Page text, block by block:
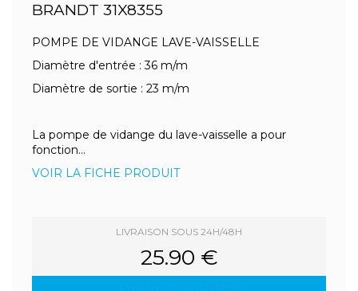
BRANDT 31X8355
POMPE DE VIDANGE LAVE-VAISSELLE
Diamètre d'entrée : 36 m/m
Diamètre de sortie : 23 m/m
La pompe de vidange du lave-vaisselle a pour
fonction...
VOIR LA FICHE PRODUIT
LIVRAISON SOUS 24H/48H
25.90 €